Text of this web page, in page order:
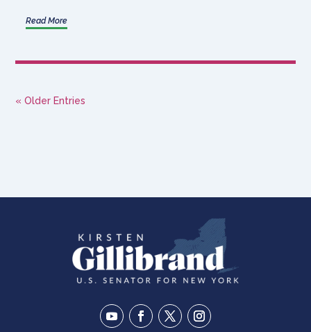
Read More
« Older Entries